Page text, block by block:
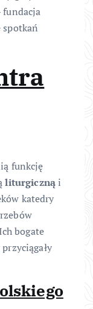
fundacja
spotkań
funkcję
liturgicznąi
katedry
bogate